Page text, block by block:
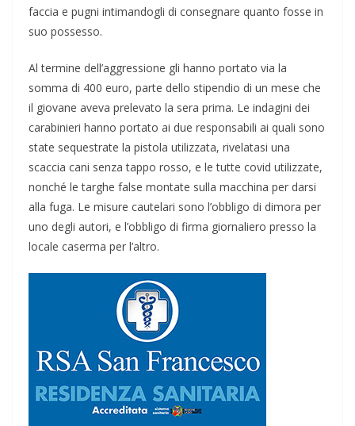
faccia e pugni intimandogli di consegnare quanto fosse in
suo possesso.
Al termine dell’aggressione gli hanno portato via la
somma di 400 euro, parte dello stipendio di un mese che
il giovane aveva prelevato la sera prima. Le indagini dei
carabinieri hanno portato ai due responsabili ai quali sono
state sequestrate la pistola utilizzata, rivelatasi una
scaccia cani senza tappo rosso, e le tutte covid utilizzate,
nonché le targhe false montate sulla macchina per darsi
alla fuga. Le misure cautelari sono l’obbligo di dimora per
uno degli autori, e l’obbligo di firma giornaliero presso la
locale caserma per l’altro.